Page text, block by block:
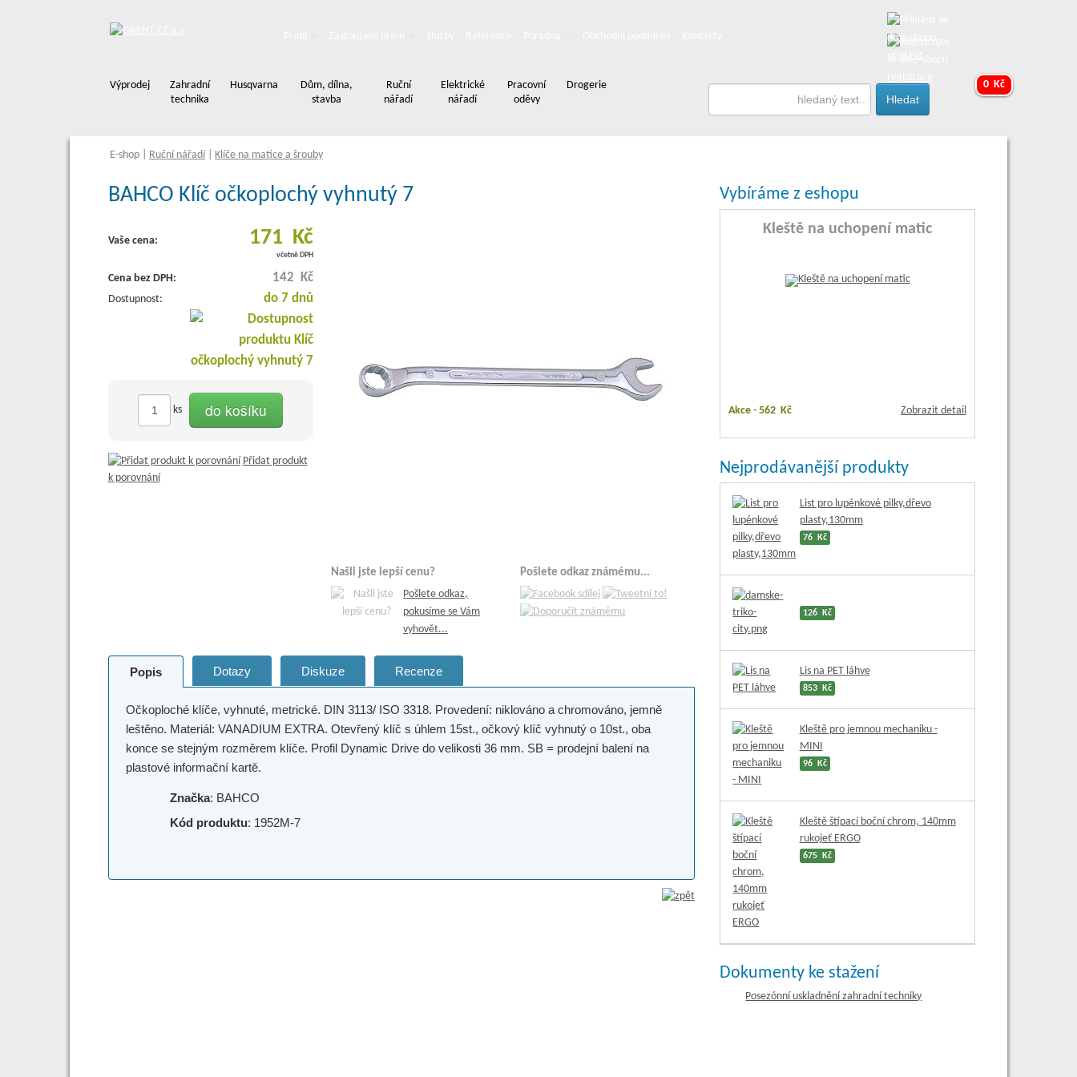
Výprodej
Zahradní
technika
Husqvarna
Dům, dílna,
stavba
Ruční
nářadí
Elektrické
nářadí
Pracovní
oděvy
Drogerie 0 Kč
E-shop Ruční nářadí Klíče na matice a šrouby
BAHCO Klíč očkoplochý vyhnutý 7
Našli jste lepší cenu?
Pošlete odkaz,
pokusíme se Vám
vyhovět...
Pošlete odkaz známému...
Vaše cena: 171 Kč
včetně DPH
Cena bez DPH: 142 Kč
Dostupnost: do 7 dnů
ks do košíku
Přidat produkt
k porovnání
Popis Dotazy Diskuze Recenze
Očkoploché klíče, vyhnuté, metrické. DIN 3113/ ISO 3318. Provedení: niklováno a chromováno, jemně
leštěno. Materiál: VANADIUM EXTRA. Otevřený klíč s úhlem 15st., očkový klíč vyhnutý o 10st., oba
konce se stejným rozměrem klíče. Profil Dynamic Drive do velikosti 36 mm. SB = prodejní balení na
plastové informační kartě.
Značka: BAHCO
Kód produktu: 1952M-7
Vybíráme z eshopu
Kleště na uchopení matic
Akce -562 Kč Zobrazit detail
Nejprodávanější produkty
List pro lupénkové pilky,dřevo
plasty,130mm
76 Kč
126 Kč
Lis na PET láhve
853 Kč
Kleště pro jemnou mechaniku -
MINI
96 Kč
Kleště štípací boční chrom, 140mm
rukojeť ERGO
675 Kč
Dokumenty ke stažení
Posezónní uskladnění zahradní techniky